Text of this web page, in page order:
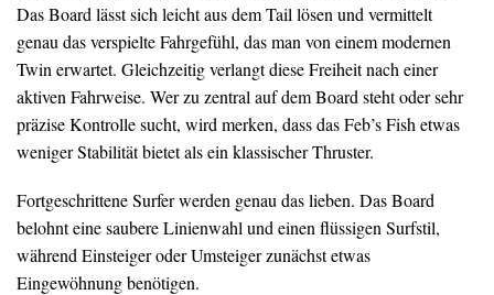
Das Board lässt sich leicht aus dem Tail lösen und vermittelt
genau das verspielte Fahrgefühl, das man von einem modernen
Twin erwartet. Gleichzeitig verlangt diese Freiheit nach einer
aktiven Fahrweise. Wer zu zentral auf dem Board steht oder sehr
präzise Kontrolle sucht, wird merken, dass das Feb’s Fish etwas
weniger Stabilität bietet als ein klassischer Thruster.
Fortgeschrittene Surfer werden genau das lieben. Das Board
belohnt eine saubere Linienwahl und einen flüssigen Surfstil,
während Einsteiger oder Umsteiger zunächst etwas
Eingewöhnung benötigen.